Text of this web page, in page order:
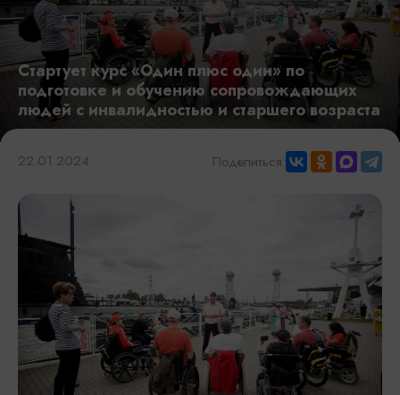
Стартует курс «Один плюс один» по
подготовке и обучению сопровождающих
людей с инвалидностью и старшего возраста
22.01.2024 Поделиться: